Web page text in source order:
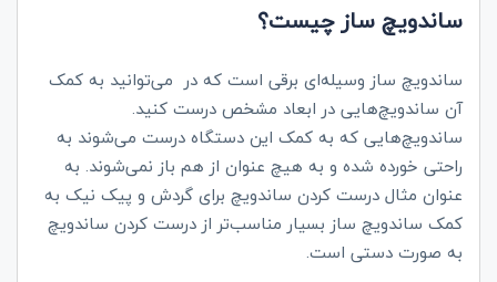
ساندویچ ساز چیست؟
ساندویچ ساز وسیله‌ای برقی است که در می‌توانید به کمک
آن ساندویچ‌هایی در ابعاد مشخص درست کنید.
ساندویچ‌هایی که به کمک این دستگاه درست می‌شوند به
راحتی خورده شده و به هیچ عنوان از هم باز نمی‌شوند. به
عنوان مثال درست کردن ساندویچ برای گردش و پیک نیک به
کمک ساندویچ ساز بسیار مناسب‌تر از درست کردن ساندویچ
به صورت دستی است.